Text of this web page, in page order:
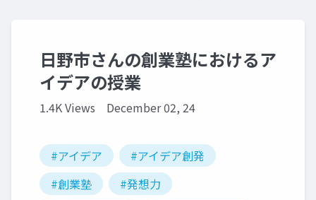
日野市さんの創業塾におけるア
イデアの授業
1.4K Views December 02, 24
#アイデア
#アイデア創発
#創業塾
#発想力